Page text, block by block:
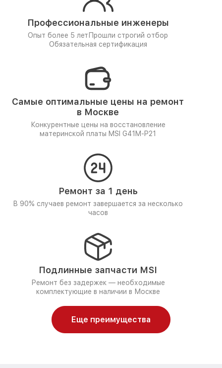
Профессиональные инженеры
Опыт более 5 лет Прошли строгий отбор
Обязательная сертификация
Самые оптимальные цены на ремонт
в Москве
Конкурентные цены на восстановление
материнской платы MSI G41M-P21
Ремонт за 1 день
В 90% случаев ремонт завершается за несколько
часов
Подлинные запчасти MSI
Ремонт без задержек — необходимые
комплектующие в наличии в Москве
Еще преимущества